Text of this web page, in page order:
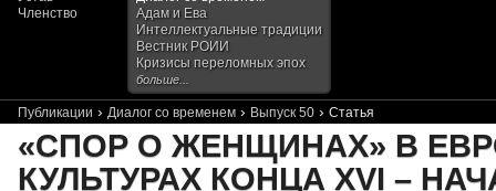
Членство
Адам и Ева
Интеллектуальные традиции
Вестник РОИИ
Кризисы переломных эпох
больше...
Публикации › Диалог со временем › Выпуск 50 › Статья
«СПОР О ЖЕНЩИНАХ» В
КУЛЬТУРАХ КОНЦА XVI –